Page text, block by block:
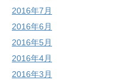
2016年7月
2016年6月
2016年5月
2016年4月
2016年3月